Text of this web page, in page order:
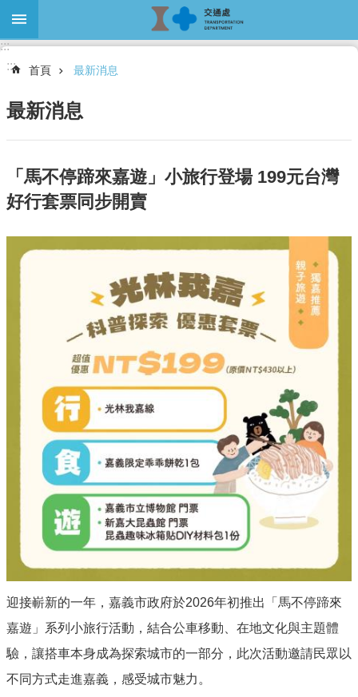
跳到主要內容區塊
進
階
關
於
本
最
消
運
鐵
架
化
道
安
專
:::
:::
首頁 最新消息
最新消息
「馬不停蹄來嘉遊」小旅行登場 199元台灣
好行套票同步開賣
迎接嶄新的一年，嘉義市政府於2026年初推出「馬不停蹄來
嘉遊」系列小旅行活動，結合公車移動、在地文化與主題體
驗，讓搭車本身成為探索城市的一部分，此次活動邀請民眾以
不同方式走進嘉義，感受城市魅力。